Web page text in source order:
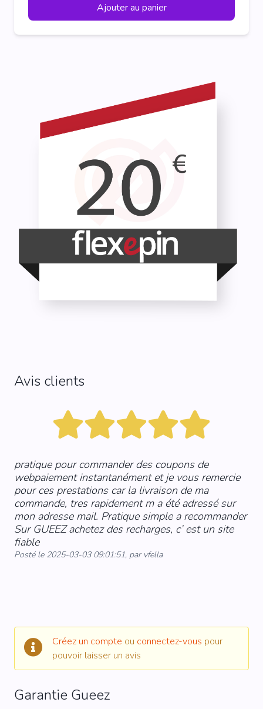
Avis clients
pratique pour commander des coupons de
webpaiement instantanément et je vous remercie
pour ces prestations car la livraison de ma
commande, tres rapidement m a été adressé sur
mon adresse mail. Pratique simple a recommander
Sur GUEEZ achetez des recharges, c’ est un site
fiable
Posté le 2025-03-03 09:01:51, par vfella
Créez un compte ou connectez-vous pour
pouvoir laisser un avis
Garantie Gueez
Ajouter au panier